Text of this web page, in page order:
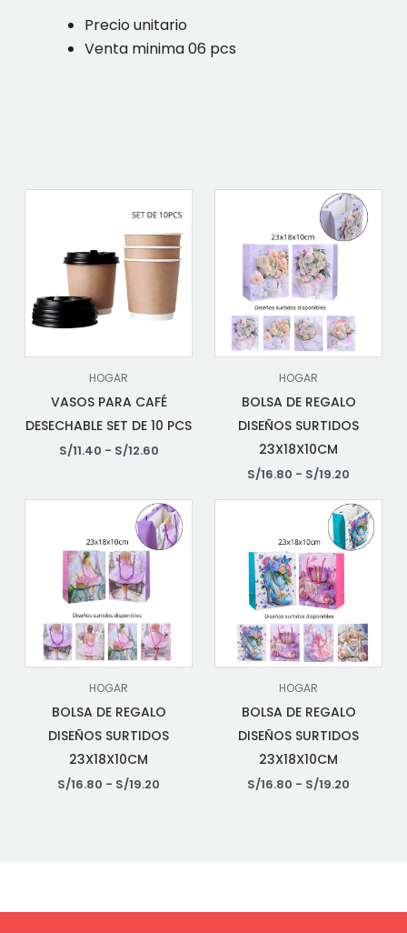
Precio unitario
Venta minima 06 pcs
HOGAR
VASOS PARA CAFÉ
DESECHABLE SET DE 10 PCS
S/11.40 - S/12.60
HOGAR
BOLSA DE REGALO
DISEÑOS SURTIDOS
23X18X10CM
S/16.80 - S/19.20
HOGAR
BOLSA DE REGALO
DISEÑOS SURTIDOS
23X18X10CM
S/16.80 - S/19.20
HOGAR
BOLSA DE REGALO
DISEÑOS SURTIDOS
23X18X10CM
S/16.80 - S/19.20